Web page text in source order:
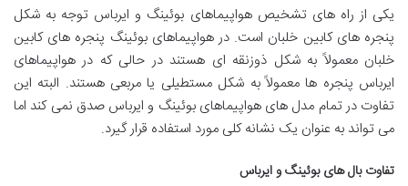
یکی از راه های تشخیص هواپیماهای بوئینگ و ایرباس توجه به شکل
پنجره های کابین خلبان است. در هواپیماهای بوئینگ پنجره های کابین
خلبان معمولاً به شکل ذوزنقه ای هستند در حالی که در هواپیماهای
ایرباس پنجره ها معمولاً به شکل مستطیلی یا مربعی هستند. البته این
تفاوت در تمام مدل های هواپیماهای بوئینگ و ایرباس صدق نمی کند اما
می تواند به عنوان یک نشانه کلی مورد استفاده قرار گیرد.
تفاوت بال های بوئینگ و ایرباس